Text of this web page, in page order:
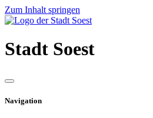
Zum Inhalt springen
Stadt Soest
Navigation